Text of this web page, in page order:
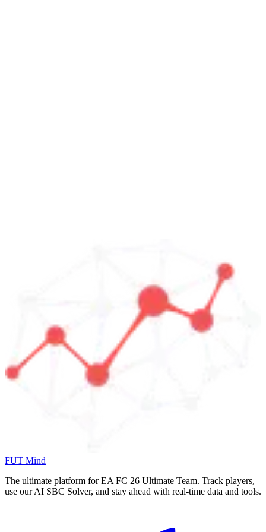
FUT Mind
The ultimate platform for EA FC 26 Ultimate Team. Track players,
use our AI SBC Solver, and stay ahead with real-time data and tools.